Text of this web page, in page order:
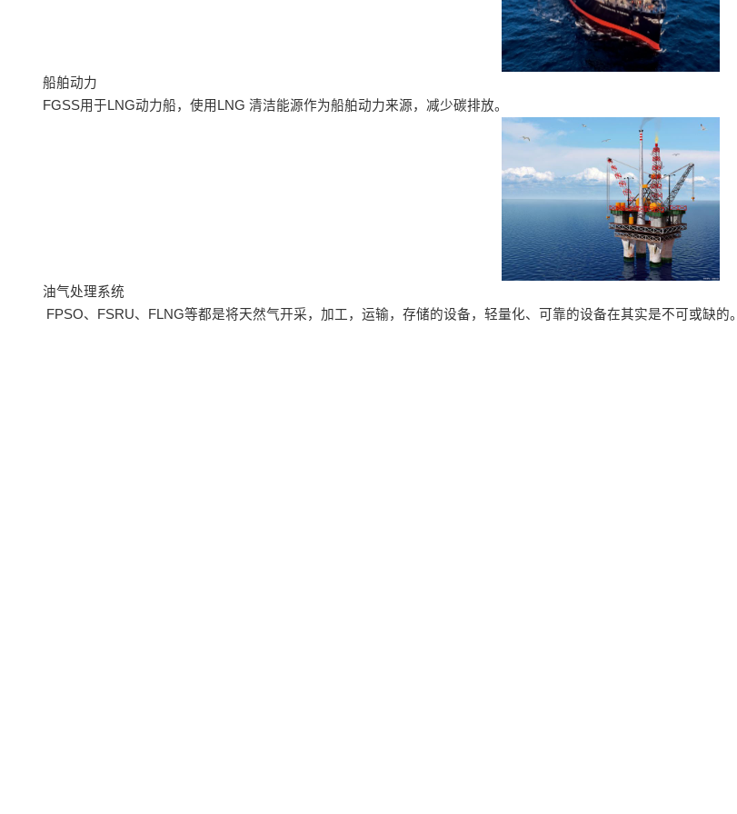
船舶动力
FGSS用于LNG动力船，使用LNG 清洁能源作为船舶动力来源，减少碳排放。
油气处理系统
FPSO、FSRU、FLNG等都是将天然气开采，加工，运输，存储的设备，轻量化、可靠的设备在其实是不可或缺的。